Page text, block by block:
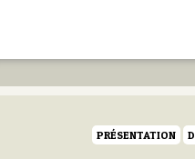
PRÉSENTATION